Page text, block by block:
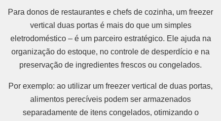
Para donos de restaurantes e chefs de cozinha, um freezer
vertical duas portas é mais do que um simples
eletrodoméstico – é um parceiro estratégico. Ele ajuda na
organização do estoque, no controle de desperdício e na
preservação de ingredientes frescos ou congelados.
Por exemplo: ao utilizar um freezer vertical de duas portas,
alimentos perecíveis podem ser armazenados
separadamente de itens congelados, otimizando o